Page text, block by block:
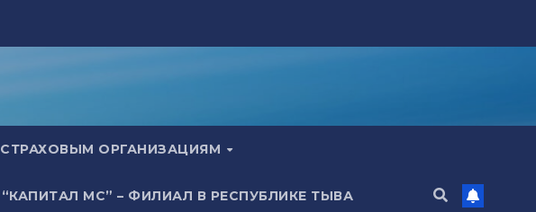
СТРАХОВЫМ ОРГАНИЗАЦИЯМ
МС” – ФИЛИАЛ В РЕСПУБЛИКЕ ТЫВА